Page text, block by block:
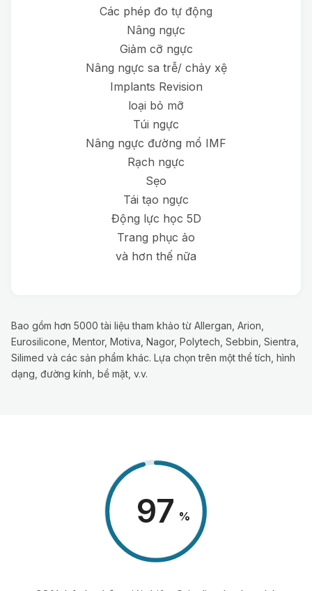
Các phép đo tự động
Nâng ngực
Giảm cỡ ngực
Nâng ngực sa trễ/ chảy xệ
Implants Revision
loại bỏ mỡ
Túi ngực
Nâng ngực đường mổ IMF
Rạch ngực
Sẹo
Tái tạo ngực
Động lực học 5D
Trang phục ảo
và hơn thế nữa
Bao gồm hơn 5000 tài liệu tham khảo từ Allergan, Arion,
Eurosilicone, Mentor, Motiva, Nagor, Polytech, Sebbin, Sientra,
Silimed và các sản phẩm khác. Lựa chọn trên một thể tích, hình
dạng, đường kính, bề mặt, v.v.
98 %